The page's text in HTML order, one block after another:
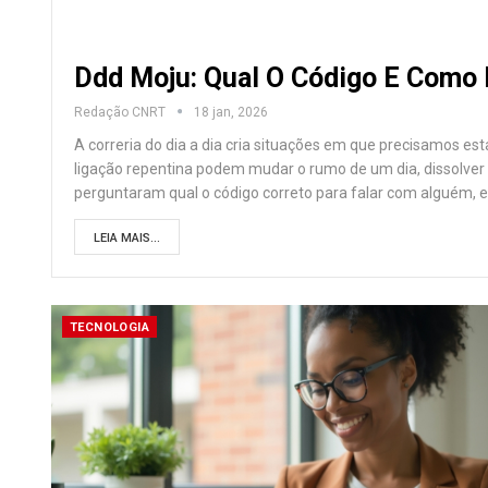
Ddd Moju: Qual O Código E
Redação CNRT 18 jan, 2026
A correria do dia a dia cria situações em que precisamos
ligação repentina podem mudar o rumo de um dia,
perguntaram qual o código correto para falar com alguém,
LEIA MAIS...
TECNOLOGIA